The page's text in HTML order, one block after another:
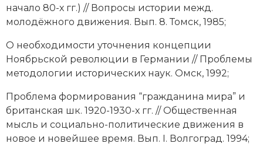
Социально-экономическая история
Специальные исторические дисциплины
СССР
Южная Америка
начало 80-х гг.) // Вопросы истории межд.
молодёжного движения. Вып. 8. Томск, 1985;
О необходимости уточнения концепции
Ноябрьской революции в Германии // Проблемы
методологии исторических наук. Омск, 1992;
Проблема формирования “гражданина мира” и
британская шк. 1920-1930-х гг. // Общественная
мысль и социально-политические движения в
новое и новейшее время. Вып. I. Волгоград. 1994;